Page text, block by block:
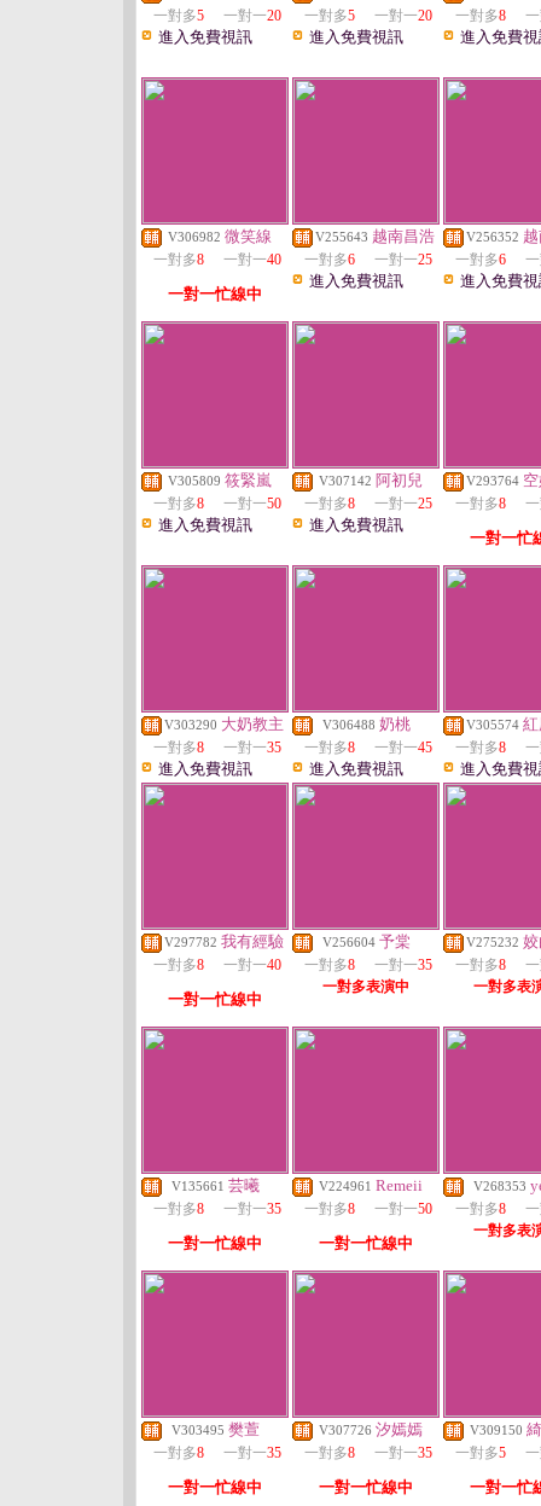
一對多5 一對一20
進入免費視訊
一對多5 一對一20
進入免費視訊
一對多8
進入免費
V306982 微笑線
一對多8 一對一40
一對一忙線中
V255643 越南昌浩
一對多6 一對一25
進入免費視訊
V256352
一對多6
進入免費
V305809 筱緊嵐
一對多8 一對一50
進入免費視訊
V307142 阿初兒
一對多8 一對一25
進入免費視訊
V293764
一對多8
一對一忙
V303290 大奶教主
一對多8 一對一35
進入免費視訊
V306488 奶桃
一對多8 一對一45
進入免費視訊
V305574
一對多8
進入免費
V297782 我有經驗
一對多8 一對一40
一對一忙線中
V256604 予棠
一對多8 一對一35
一對多表演中
V275232
一對多8
一對多表
V135661 芸曦
一對多8 一對一35
一對一忙線中
V224961 Remeii
一對多8 一對一50
一對一忙線中
V268353
一對多8
一對多表
V303495 樊萱
一對多8 一對一35
一對一忙線中
V307726 汐嫣嫣
一對多8 一對一35
一對一忙線中
V309150
一對多5
一對一忙